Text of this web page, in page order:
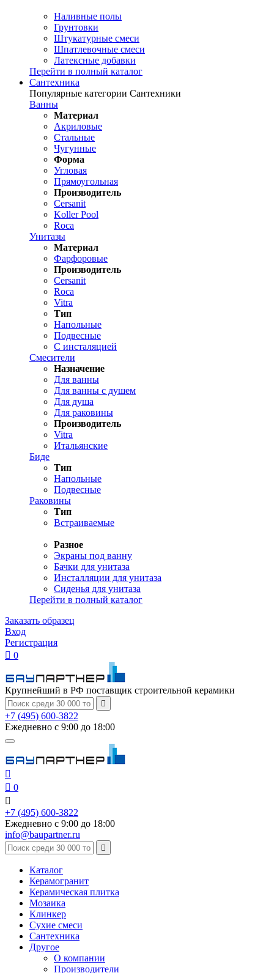
Наливные полы
Грунтовки
Штукатурные смеси
Шпатлевочные смеси
Латексные добавки
Перейти в полный каталог
Сантехника
Популярные категории Сантехники
Ванны
Материал
Акриловые
Стальные
Чугунные
Форма
Угловая
Прямоугольная
Производитель
Cersanit
Koller Pool
Roca
Унитазы
Материал
Фарфоровые
Производитель
Cersanit
Roca
Vitra
Тип
Напольные
Подвесные
С инсталяцией
Смесители
Назначение
Для ванны
Для ванны с душем
Для душа
Для раковины
Производитель
Vitra
Итальянские
Биде
Тип
Напольные
Подвесные
Раковины
Тип
Встраиваемые
Разное
Экраны под ванну
Бачки для унитаза
Инсталляции для унитаза
Сиденья для унитаза
Перейти в полный каталог
Заказать образец
Вход
Регистрация
 0
Крупнейший в РФ поставщик строительной керамики

+7 (495) 600-3822
Ежедневно с 9:00 до 18:00

 0

+7 (495) 600-3822
Ежедневно с 9:00 до 18:00
info@baupartner.ru

Каталог
Керамогранит
Керамическая плитка
Мозаика
Клинкер
Сухие смеси
Сантехника
Другое
О компании
Производители